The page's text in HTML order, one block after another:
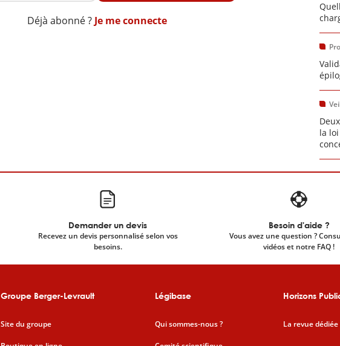
Déjà abonné ? Je me connecte
la
Demander un devis
Recevez un devis personnalisé selon vos
besoins.
Besoin d'aide ?
Vous avez une question ?
vidéos et notre FAQ !
Groupe Berger-Levrault
Site du groupe
Légibase
Qui sommes-nous ?
Horizons
La revue